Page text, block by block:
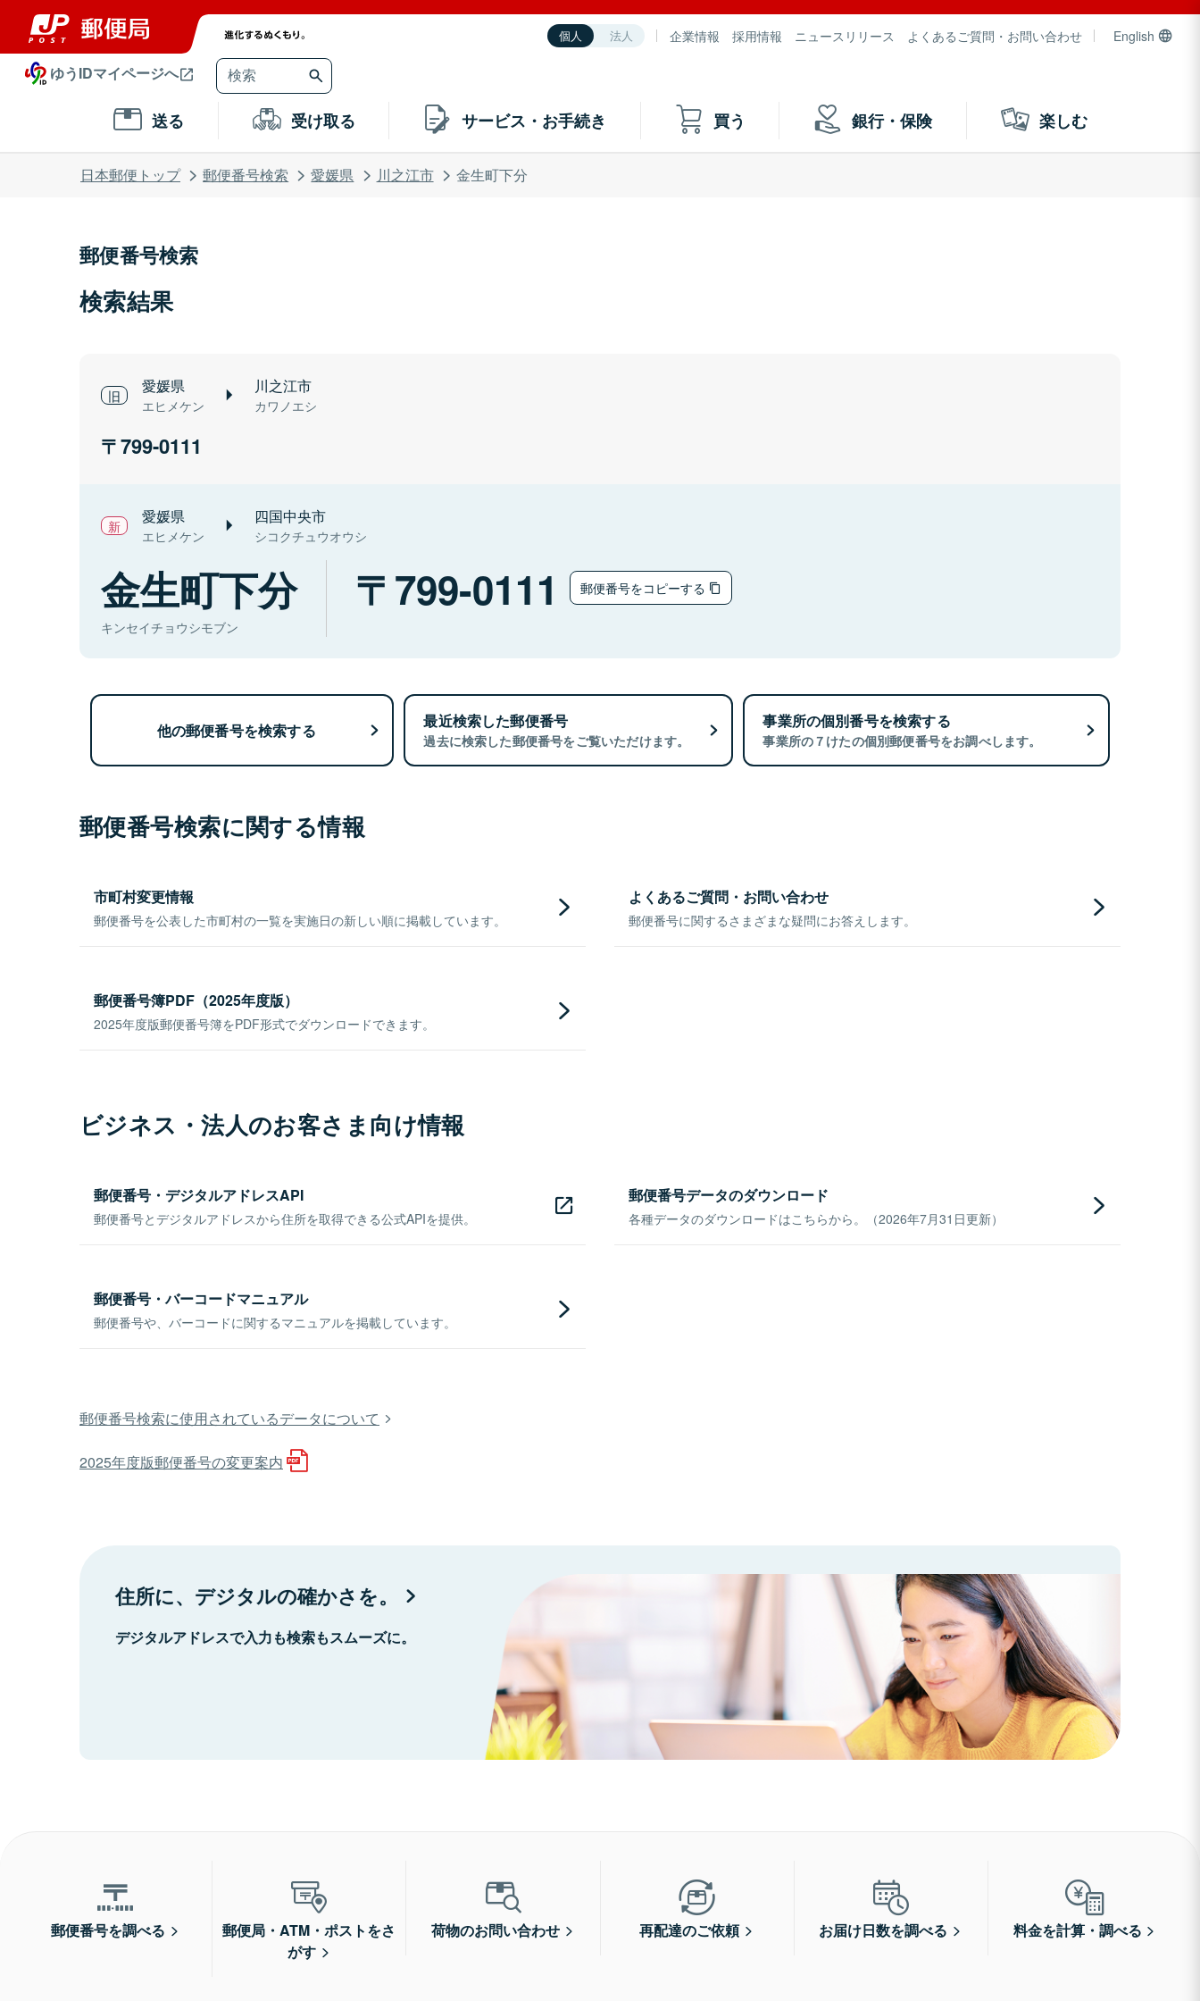
個人 法人 企業情報 採用情報 ニュースリリース よくあるご質問・お問い合わせ English
ゆうIDマイページへ
送る 受け取る サービス・お手続き 買う 銀行・保険 楽しむ
日本郵便トップ 郵便番号検索 愛媛県 川之江市 金生町下分
郵便番号検索
検索結果
愛媛県
エヒメケン
川之江市
カワノエシ
799-0111
愛媛県
エヒメケン
四国中央市
シコクチュウオウシ
金生町下分
キンセイチョウシモブン
799-0111 郵便番号をコピーする
他の郵便番号を検索する 最近検索した郵便番号
過去に検索した郵便番号をご覧いただけます。
事業所の個別番号を検索する
事業所の７けたの個別郵便番号をお調べします。
郵便番号検索に関する情報
市町村変更情報
郵便番号を公表した市町村の一覧を実施日の新しい順に掲載しています。
よくあるご質問・お問い合わせ
郵便番号に関するさまざまな疑問にお答えします。
郵便番号簿PDF（2025年度版）
2025年度版郵便番号簿をPDF形式でダウンロードできます。
ビジネス・法人のお客さま向け情報
郵便番号・デジタルアドレスAPI
郵便番号とデジタルアドレスから住所を取得できる公式APIを提供。
郵便番号データのダウンロード
各種データのダウンロードはこちらから。（2026年7月31日更新）
郵便番号・バーコードマニュアル
郵便番号や、バーコードに関するマニュアルを掲載しています。
郵便番号検索に使用されているデータについて
2025年度版郵便番号の変更案内
住所に、デジタルの確かさを。
デジタルアドレスで入力も検索もスムーズに。
郵便番号を調べる
郵便局・ATM・ポストをさ
がす
荷物のお問い合わせ 再配達のご依頼 お届け日数を調べる 料金を計算・調べる